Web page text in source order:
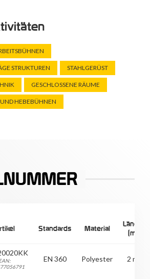
STRUKTUREN STAHLGERÜST
GESCHLOSSENE RÄUME
HEBEBÜHNEN
Standards Material
Länge
(m)
EN 360 Polyester 2 m